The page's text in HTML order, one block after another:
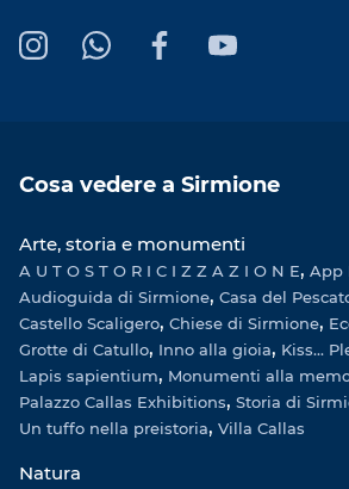
I
g
a
m
W
A
p
o
k
Y
b
Cosa vedere a Sirmione
Arte, storia e monumenti
A U T O S T O R I C I Z Z A Z I O N E App
Audioguida di Sirmione Casa del
Castello Scaligero Chiese di Sirmione
Grotte di Catullo Inno alla gioia
Kiss...
Lapis sapientium
Monumenti alla
Palazzo Callas Exhibitions Storia di
Un tuffo nella preistoria Villa Callas
Natura